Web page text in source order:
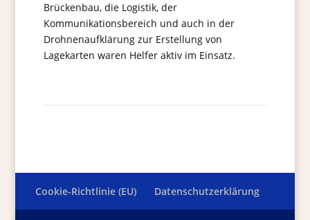
Brückenbau, die Logistik, der
Kommunikationsbereich und auch in der
Drohnenaufklärung zur Erstellung von
Lagekarten waren Helfer aktiv im Einsatz.
Cookie-Richtlinie (EU) Datenschutzerklärung